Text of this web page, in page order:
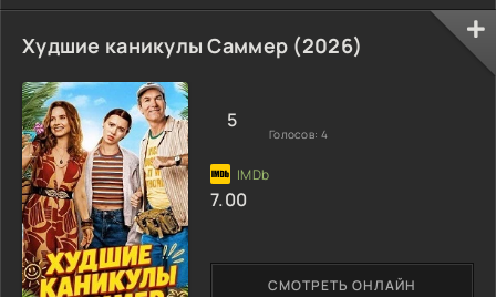
понимает, что он использует это на свою пользу, и их
отношения становятся невыносимыми.
Худшие каникулы Саммер (2026)
СМОТРЕТЬ ОНЛАЙН
5
Голосов: 4
7.00